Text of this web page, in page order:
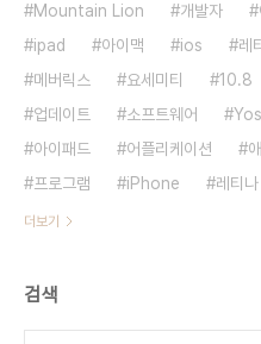
Mountain Lion
개발자
ipad
아이맥 ios 레
메버릭스
요세미티 10.8
업데이트
소프트웨어
아이패드
어플리케이션
프로그램
iPhone 레티나
더보기
검색